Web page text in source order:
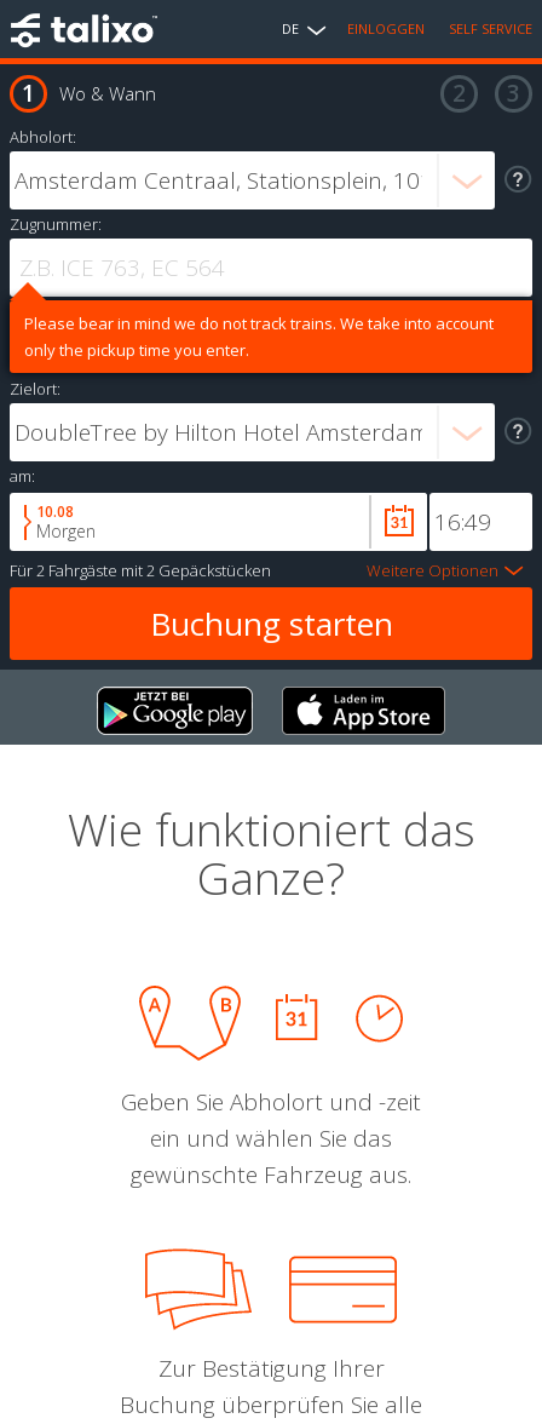
DE EINLOGGEN SELF SERVICE
Wo & Wann
Abholort:
Zugnummer:
Please bear in mind we do not track trains. We take into account
only the pickup time you enter.
Zielort:
am:
10.08
Morgen
Für2 Fahrgäste mit2 Gepäckstücken Weitere Optionen
Wie funktioniert das
Ganze?
Geben Sie Abholort und -zeit
ein und wählen Sie das
gewünschte Fahrzeug aus.
Zur Bestätigung Ihrer
Buchung überprüfen Sie alle